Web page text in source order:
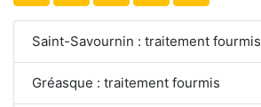
Saint-Savournin : traitement fourmis
Gréasque : traitement fourmis